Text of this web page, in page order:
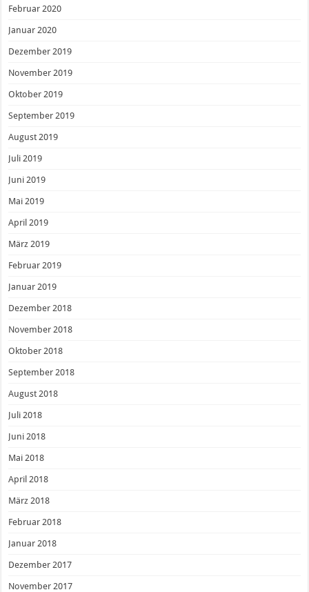
Februar 2020
Januar 2020
Dezember 2019
November 2019
Oktober 2019
September 2019
August 2019
Juli 2019
Juni 2019
Mai 2019
April 2019
März 2019
Februar 2019
Januar 2019
Dezember 2018
November 2018
Oktober 2018
September 2018
August 2018
Juli 2018
Juni 2018
Mai 2018
April 2018
März 2018
Februar 2018
Januar 2018
Dezember 2017
November 2017